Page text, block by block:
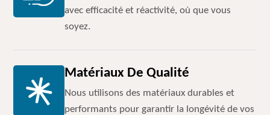
avec efficacité et réactivité, où que vous
soyez.
Matériaux De Qualité
Nous utilisons des matériaux durables et
performants pour garantir la longévité de vos